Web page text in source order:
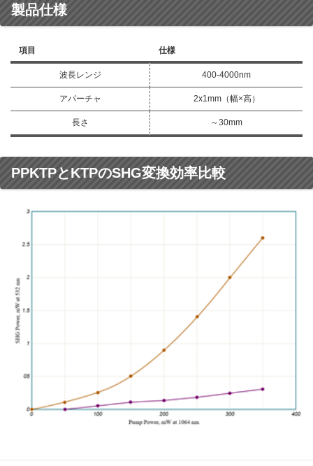
製品仕様
項目 仕様
波長レンジ 400-4000nm
アパーチャ 2x1mm（幅×高）
長さ ～30mm
PPKTPとKTPのSHG変換効率比較